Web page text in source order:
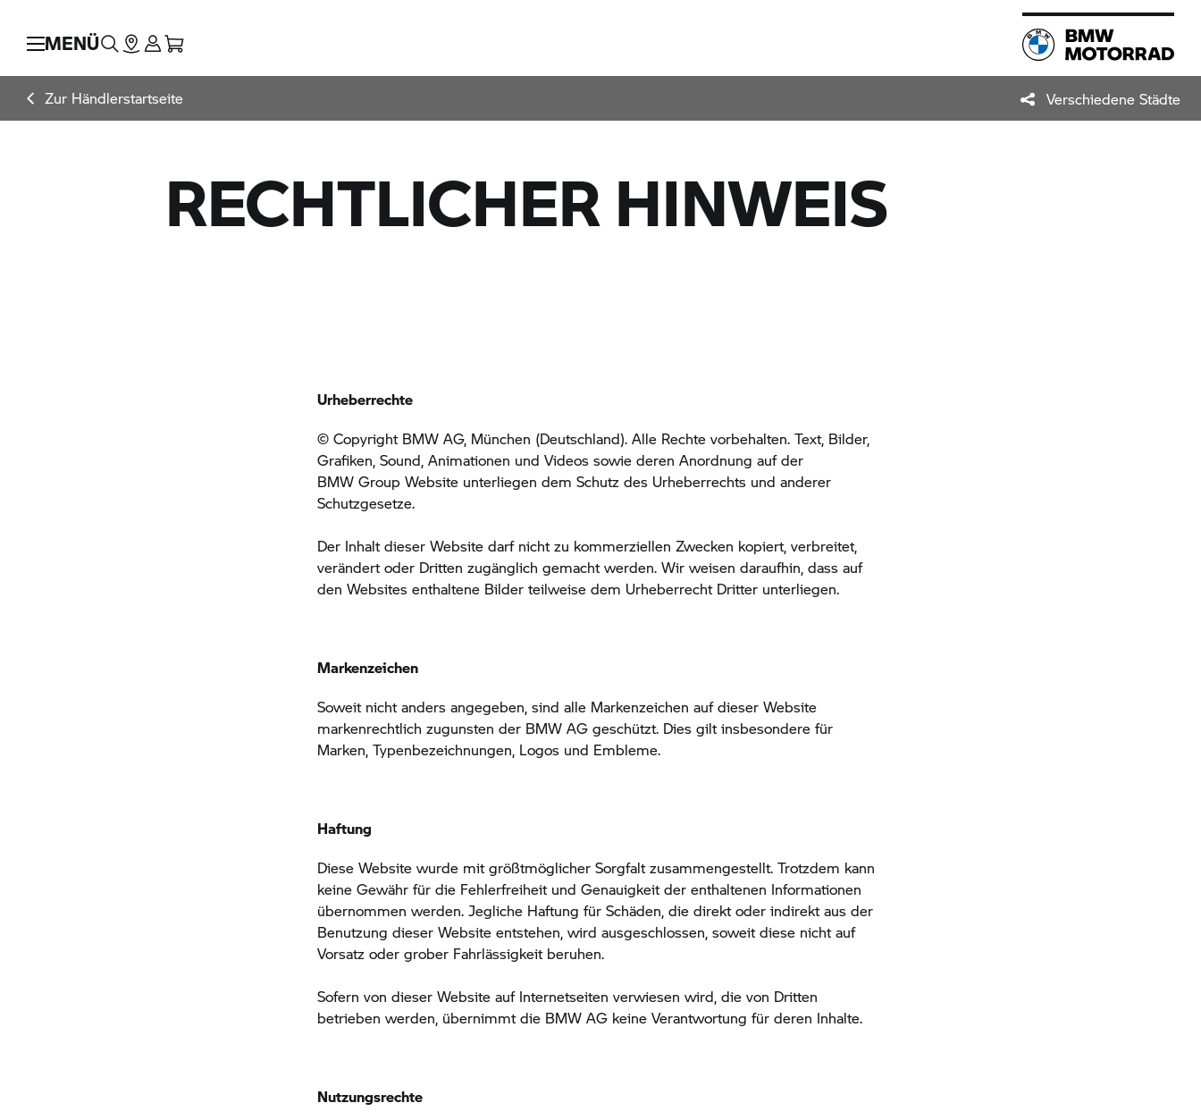
MENÜ
Zur Händlerstartseite Verschiedene Städte
RECHTLICHER HINWEIS
Urheberrechte
© Copyright BMW AG, München (Deutschland). Alle Rechte vorbehalten. Text, Bilder,
Grafiken, Sound, Animationen und Videos sowie deren Anordnung auf der
BMW Group Website unterliegen dem Schutz des Urheberrechts und anderer
Schutzgesetze.
Der Inhalt dieser Website darf nicht zu kommerziellen Zwecken kopiert, verbreitet,
verändert oder Dritten zugänglich gemacht werden. Wir weisen daraufhin, dass auf
den Websites enthaltene Bilder teilweise dem Urheberrecht Dritter unterliegen.
Markenzeichen
Soweit nicht anders angegeben, sind alle Markenzeichen auf dieser Website
markenrechtlich zugunsten der BMW AG geschützt. Dies gilt insbesondere für
Marken, Typenbezeichnungen, Logos und Embleme.
Haftung
Diese Website wurde mit größtmöglicher Sorgfalt zusammengestellt. Trotzdem kann
keine Gewähr für die Fehlerfreiheit und Genauigkeit der enthaltenen Informationen
übernommen werden. Jegliche Haftung für Schäden, die direkt oder indirekt aus der
Benutzung dieser Website entstehen, wird ausgeschlossen, soweit diese nicht auf
Vorsatz oder grober Fahrlässigkeit beruhen.
Sofern von dieser Website auf Internetseiten verwiesen wird, die von Dritten
betrieben werden, übernimmt die BMW AG keine Verantwortung für deren Inhalte.
Nutzungsrechte